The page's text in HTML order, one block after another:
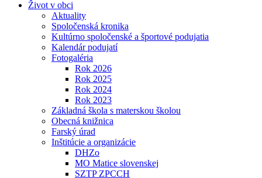
Život v obci
Aktuality
Spoločenská kronika
Kultúrno spoločenské a športové podujatia
Kalendár podujatí
Fotogaléria
Rok 2026
Rok 2025
Rok 2024
Rok 2023
Základná škola s materskou školou
Obecná knižnica
Farský úrad
Inštitúcie a organizácie
DHZo
MO Matice slovenskej
SZTP ZPCCH